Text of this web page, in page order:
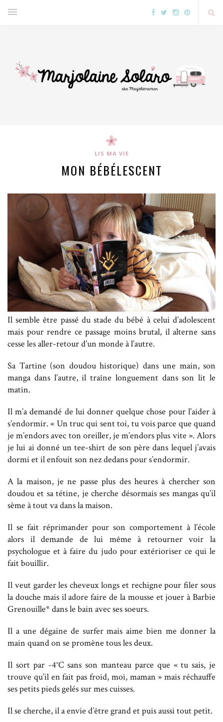
LIS MA VIE
MON BÉBÉLESCENT
Il semble être passé du stade du bébé à celui d’adolescent
mais pour rendre ce passage moins brutal, il alterne sans
cesse les aller-retour d’un monde à l’autre.
Sa Tartine (son doudou historique) dans une main, son
manga dans l’autre, il traîne longuement dans son lit le
matin.
Il m’a demandé de lui donner quelque chose pour l’aider à
s’endormir. « Un truc qui sent toi, tu vois parce que quand
je m’endors avec ton oreiller, je m’endors plus vite ». Alors
je lui ai donné un tee-shirt de son père dans lequel j’avais
dormi et il enfouit son nez dedans pour s’endormir.
A la maison, je ne passe plus des heures à chercher son
doudou et sa tétine, je cherche désormais ses mangas qu’il
sème à tout va dans la maison.
Il se fait réprimander pour son comportement à l’école
alors il demande de lui même à retourner voir la
psychologue et à faire du judo pour extérioriser ce qui le
fait bouillir.
Il veut garder les cheveux longs et rechigne pour filer sous
la douche mais il adore faire de la mousse et jouer à Barbie
Grenouille* dans le bain avec ses soeurs.
Il a une dégaine de surfer mais aime bien me donner la
main quand on se promène tous les deux.
Il sort par -4°C sans son manteau parce que « tu sais, je
trouve qu’il en fait pas froid, moi, maman » mais réchauffe
ses petits pieds gelés sur mes cuisses.
Il se cherche, il a envie d’être grand et puis aussi tout petit.